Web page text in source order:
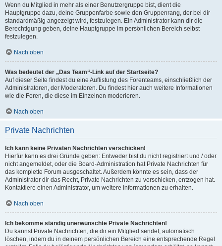
Wenn du Mitglied in mehr als einer Benutzergruppe bist, dient die
Hauptgruppe dazu, deine Gruppenfarbe sowie den Gruppenrang, der bei dir
standardmäßig angezeigt wird, festzulegen. Ein Administrator kann dir die
Berechtigung geben, deine Hauptgruppe im persönlichen Bereich selbst
festzulegen.
Nach oben
Was bedeutet der „Das Team“-Link auf der Startseite?
Auf dieser Seite findest du eine Auflistung des Forenteams, einschließlich der
Administratoren, der Moderatoren. Du findest hier auch weitere Informationen
wie die Foren, die diese im Einzelnen moderieren.
Nach oben
Private Nachrichten
Ich kann keine Privaten Nachrichten verschicken!
Hierfür kann es drei Gründe geben: Entweder bist du nicht registriert und / oder
nicht angemeldet, oder die Board-Administration hat Private Nachrichten für
das komplette Forum ausgeschaltet. Außerdem könnte es sein, dass der
Administrator dir das Recht, Private Nachrichten zu verschicken, entzogen hat.
Kontaktiere einen Administrator, um weitere Informationen zu erhalten.
Nach oben
Ich bekomme ständig unerwünschte Private Nachrichten!
Du kannst Private Nachrichten, die dir ein Mitglied sendet, automatisch
löschen, indem du in deinem persönlichen Bereich eine entsprechende Regel